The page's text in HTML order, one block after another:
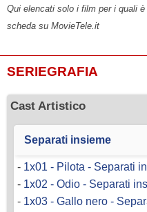
Qui elencati solo i film per i quali
scheda su MovieTele.it
SERIEGRAFIA
Cast Artistico
Separati insieme
- 1x01 - Pilota - Separati
- 1x02 - Odio - Separati
- 1x03 - Gallo nero -